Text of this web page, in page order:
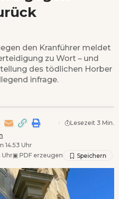
den Kranführer meldet
zu Wort – und
des tödlichen Horber
infrage.
14.53 Uhr
Uhr▣ PDF erzeugen
Lesezeit 3 Min.